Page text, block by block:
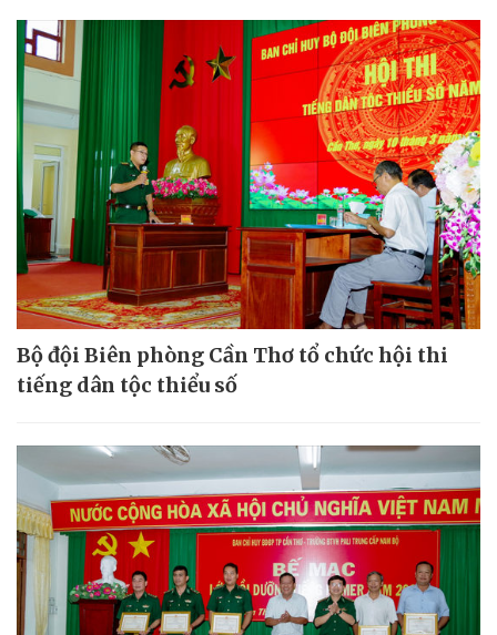
Bộ đội Biên phòng Cần Thơ tổ chức hội thi
tiếng dân tộc thiểu số